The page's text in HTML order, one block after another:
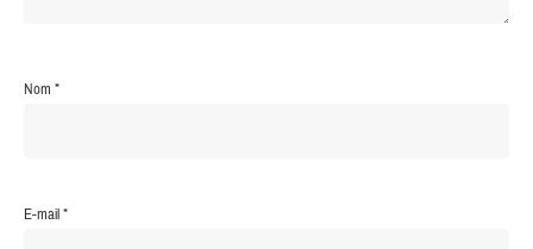
Nom*
E-mail*